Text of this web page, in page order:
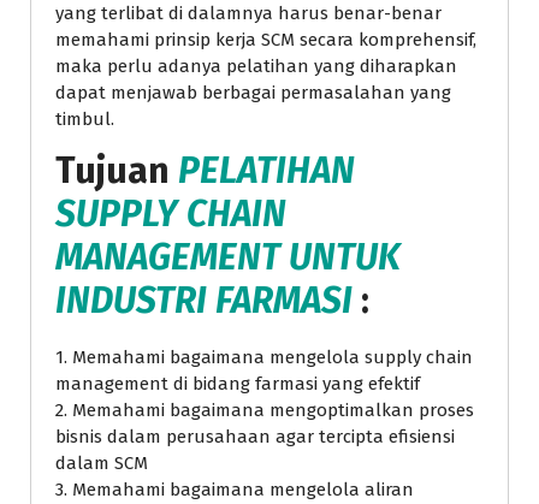
yang terlibat di dalamnya harus benar-benar
memahami prinsip kerja SCM secara komprehensif,
maka perlu adanya pelatihan yang diharapkan
dapat menjawab berbagai permasalahan yang
timbul.
Tujuan PELATIHAN
SUPPLY CHAIN
MANAGEMENT UNTUK
INDUSTRI FARMASI :
1. Memahami bagaimana mengelola supply chain
management di bidang farmasi yang efektif
2. Memahami bagaimana mengoptimalkan proses
bisnis dalam perusahaan agar tercipta efisiensi
dalam SCM
3. Memahami bagaimana mengelola aliran